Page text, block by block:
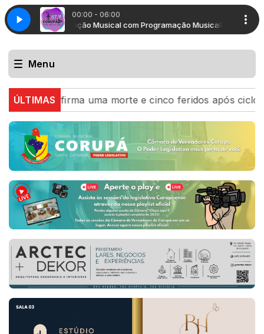
00:00 - 06:00
Programação Musical com Programação MusicalProgramação
Menu
ÚLTIMASuma morte e cinco feridos após ciclone bomba